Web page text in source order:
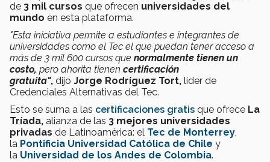
de 3 mil cursos que ofrecen universidades del
mundo en esta plataforma.
"Esta iniciativa permite a estudiantes e integrantes de
universidades como el Tec el que puedan tener acceso a
más de 3 mil 600 cursos que normalmente tienen un
costo, pero ahorita tienen certificación
gratuita", dijo Jorge Rodríguez Tort, líder de
Credenciales Alternativas del Tec.
Esto se suma a las certificaciones gratis que ofrece La
Tríada, alianza de las 3 mejores universidades
privadas de Latinoamérica: el Tec de Monterrey,
la Pontificia Universidad Católica de Chile y
la Universidad de los Andes de Colombia.